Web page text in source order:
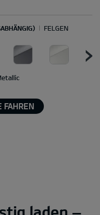
FELGEN
FAHREN